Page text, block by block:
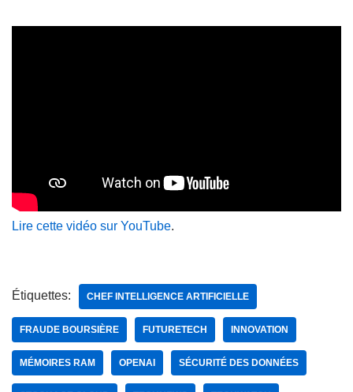
Lire cette vidéo sur YouTube.
Étiquettes: CHEF INTELLIGENCE ARTIFICIELLE
FRAUDE BOURSIÈRE FUTURETECH INNOVATION
MÉMOIRES RAM OPENAI SÉCURITÉ DES DONNÉES